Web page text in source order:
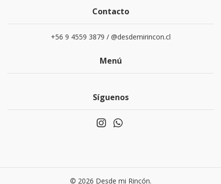
Contacto
+56 9 4559 3879 / @desdemirincon.cl
Menú
Síguenos
© 2026 Desde mi Rincón.